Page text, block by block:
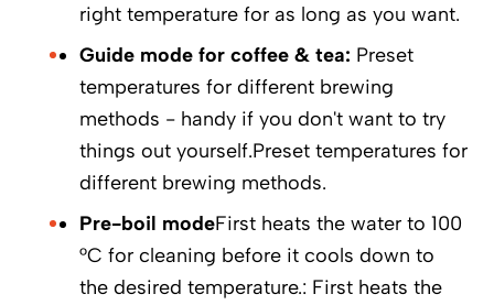
right temperature for as long as you want.
Guide mode for coffee & tea: Preset
temperatures for different brewing
methods - handy if you don't want to try
things out yourself.Preset temperatures for
different brewing methods.
Pre-boil modeFirst heats the water to 100
°C for cleaning before it cools down to
the desired temperature.: First heats the